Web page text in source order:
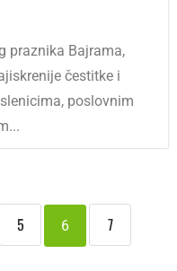
praznika Bajrama,
čestitke i
poslovnim
5 6 7